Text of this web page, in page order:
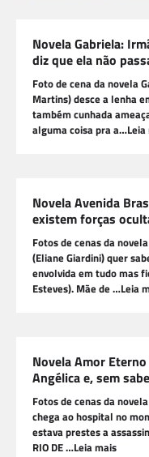
Novela Gabriela:
diz que ela não
Foto de cena da novela
Martins) desce a lenha
também cunhada
alguma coisa pra a…Leia
Novela Avenida
existem forças
Fotos de cenas da
(Eliane Giardini) quer
envolvida em tudo mas
Esteves). Mãe de …Leia
Novela Amor
Angélica e, sem
Fotos de cenas da
chega ao hospital no
estava prestes a
RIO DE …Leia mais